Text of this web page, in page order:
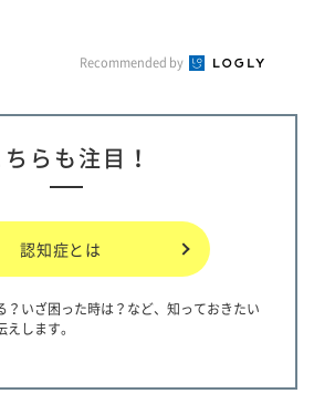
Recommended by
ちらも注目！
認知症とは
？いざ困った時は？など、知っておきたい
します。